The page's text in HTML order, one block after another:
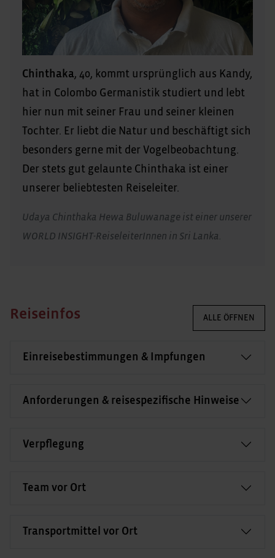
Chinthaka, 40, kommt ursprünglich aus Kandy,
hat in Colombo Germanistik studiert und lebt
hier nun mit seiner Frau und seiner kleinen
Tochter. Er liebt die Natur und beschäftigt sich
besonders gerne mit der Vogelbeobachtung.
Der stets gut gelaunte Chinthaka ist einer
unserer beliebtesten Reiseleiter.
Udaya Chinthaka Hewa Buluwanage ist einer unserer
WORLD INSIGHT-ReiseleiterInnen in Sri Lanka.
Reiseinfos ALLE ÖFFNEN
Einreisebestimmungen & Impfungen
Anforderungen & reisespezifische Hinweise
Verpflegung
Team vor Ort
Transportmittel vor Ort